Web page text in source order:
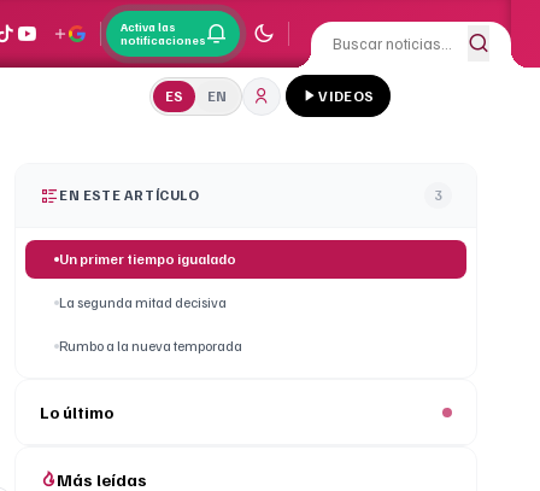
Activa las
notificaciones
ES EN VIDEOS
EN ESTE ARTÍCULO 3
Un primer tiempo igualado
La segunda mitad decisiva
Rumbo a la nueva temporada
Lo último
Más leídas